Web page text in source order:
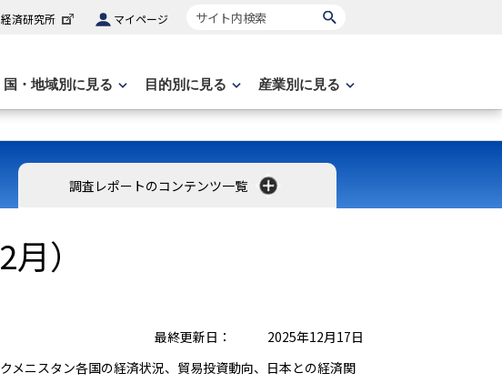
済研究所 マイページ サイト内検索
国・地域別に見る 目的別に見る 産業別に見る
調査レポートのコンテンツ一覧
）
2025年12月17日
最終更新日：
メニスタン各国の経済状況、貿易投資動向、日本との経済関